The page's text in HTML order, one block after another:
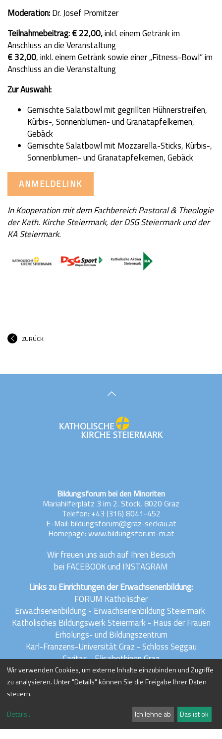
Moderation:Dr. Josef Promitzer
Teilnahmebeitrag: € 22,00,inkl. einem Getränk im
Anschluss an die Veranstaltung
€ 32,00, inkl. einem Getränk sowie einer „Fitness-Bowl“ im
Anschluss an die Veranstaltung
Zur Auswahl:
Gemischte Salatbowl mit gegrillten Hühnerstreifen,
Kürbis-, Sonnenblumen- und Granatapfelkernen,
Gebäck
Gemischte Salatbowl mit Mozzarella-Sticks, Kürbis-,
Sonnenblumen- und Granatapfelkernen, Gebäck
ANMELDELINK
In Kooperation mit dem Fachbereich Pastoral & Theologie
der Kath. Kirche Steiermark, der DSG Steiermark und der
KA Steiermark.
ZURÜCK
Bildungsforum bei den Minoriten
Mariahilferplatz 3 im 2. Stock, 8020 Graz
Telefon: +43 (316) 8041-452
E-Mail: bildungsforum@graz-seckau.at
Homepage: www.bildungsforum-m.at
Wir freuen uns auch auf Ihren Besuch
bei FACEBOOKund INSTAGRAM
Links zu Einrichtungen der Erwachsenenbildung:
FORUM Katholischer
Erwachsenenbildung- Erwachsenenbildung Steiermark
Katholisches Bildungswerk Steiermark - Haus der Frauen
Erholungs- und Bildungszentrum
Karl-Franzens-Universität Graz -Schloss Seggau
Caritas-Elisabethinen Graz
Katholische Kirche Steiermark
Datenschutz
Wir verwenden Cookies, um externe Inhalte einzubinden und Zugriffe
zu analysieren. Unter "Details" können Sie die Freigabe Ihrer Daten
steuern.
Details... Ich lehne ab Das ist ok